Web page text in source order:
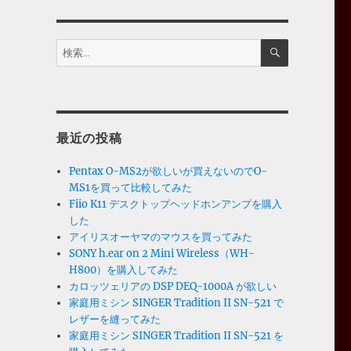
検
索:
検
最近の投稿
Pentax O-MS2が欲しいが買えないのでO-
MS1を買って比較してみた
Fiio K11 デスクトップヘッドホンアンプを購入
した
アイリスオーヤマのマウスを買ってみた
SONY h.ear on 2 Mini Wireless（WH-
H800）を購入してみた
カロッツェリアの DSP DEQ-1000A が欲しい
家庭用ミシン SINGER Tradition II SN-521 で
レザーを縫ってみた
家庭用ミシン SINGER Tradition II SN-521 を